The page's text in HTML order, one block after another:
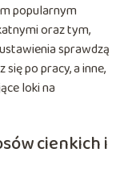
popularnym
oraz tym,
sprawdzą
się po pracy, a inne,
loki na
cienkich i